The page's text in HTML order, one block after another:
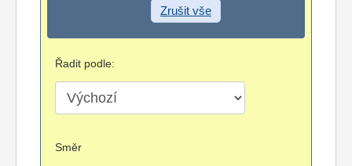
Zrušit vše
Řadit podle:
Směr